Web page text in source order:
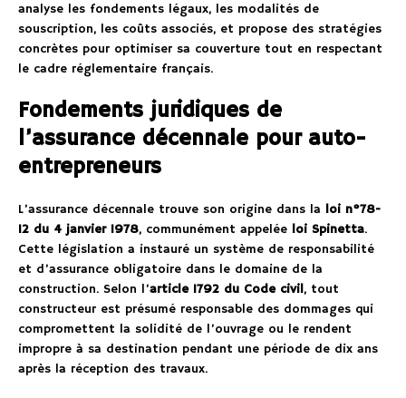
analyse les fondements légaux, les modalités de
souscription, les coûts associés, et propose des stratégies
concrètes pour optimiser sa couverture tout en respectant
le cadre réglementaire français.
Fondements juridiques de
l’assurance décennale pour auto-
entrepreneurs
L’assurance décennale trouve son origine dans la loi n°78-
12 du 4 janvier 1978, communément appelée loi Spinetta.
Cette législation a instauré un système de responsabilité
et d’assurance obligatoire dans le domaine de la
construction. Selon l’article 1792 du Code civil, tout
constructeur est présumé responsable des dommages qui
compromettent la solidité de l’ouvrage ou le rendent
impropre à sa destination pendant une période de dix ans
après la réception des travaux.